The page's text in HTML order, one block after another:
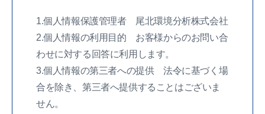
1.個人情報保護管理者 尾北環境分析株式会社
2.個人情報の利用目的 お客様からのお問い合
わせに対する回答に利用します。
3.個人情報の第三者への提供 法令に基づく場
合を除き、第三者へ提供することはございま
せん。